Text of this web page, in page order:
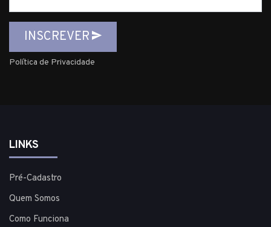
mail
INSCREVER
Política de Privacidade
LINKS
Pré-Cadastro
Quem Somos
Como Funciona